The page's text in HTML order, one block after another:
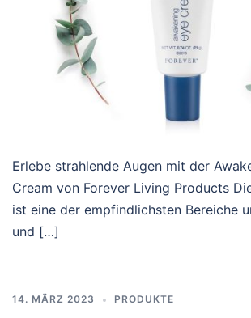
Erlebe strahlende Augen mit der
Cream von Forever Living Products
ist eine der empfindlichsten Bereiche
und […]
14. MÄRZ 2023 PRODUKTE